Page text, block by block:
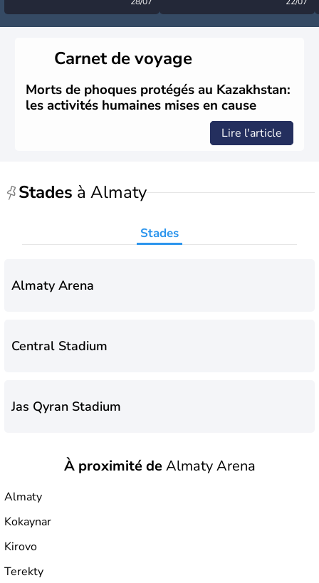
Carnet de voyage
Morts de phoques protégés au Kazakhstan:
les activités humaines mises en cause
Lire l'article
Stades à Almaty
Stades
Almaty Arena
Central Stadium
Jas Qyran Stadium
À proximité deAlmaty Arena
Almaty
Kokaynar
Kirovo
Terekty